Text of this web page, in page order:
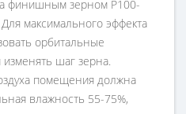
финишным зерном Р100-
максимального эффекта
орбитальные
шаг зерна.
помещения должна
влажность 55-75%,